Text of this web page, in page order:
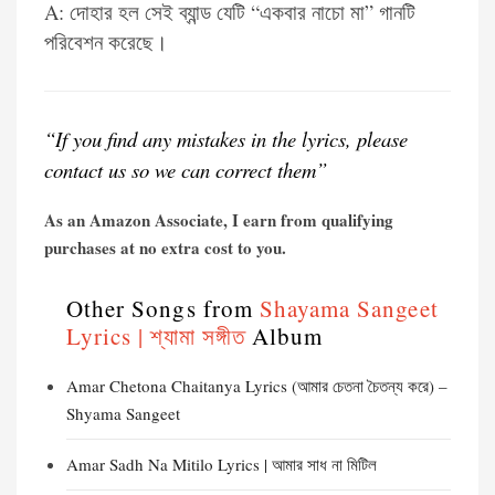
A: দোহার হল সেই ব্যান্ড যেটি “একবার নাচো মা” গানটি
পরিবেশন করেছে।
“If you find any mistakes in the lyrics, please
contact us so we can correct them”
As an Amazon Associate, I earn from qualifying
purchases at no extra cost to you.
Other Songs from Shayama Sangeet
Lyrics | শ্যামা সঙ্গীতAlbum
Amar Chetona Chaitanya Lyrics (আমার চেতনা চৈতন্য করে) –
Shyama Sangeet
Amar Sadh Na Mitilo Lyrics | আমার সাধ না মিটিল